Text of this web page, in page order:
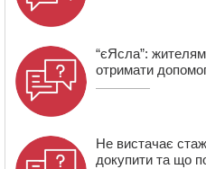
“єЯсла”:
отримати
Не вистачає
докупити та що